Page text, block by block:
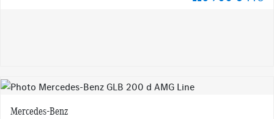
Mercedes-Benz